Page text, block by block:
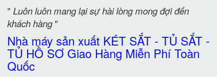
" Luôn luôn mang lại sự hài lòng mong đợi đến
khách hàng"
Nhà máy sản xuất KÉT SẮT - TỦ SẮT -
TỦ HỒ SƠ Giao Hàng Miễn Phí Toàn
Quốc